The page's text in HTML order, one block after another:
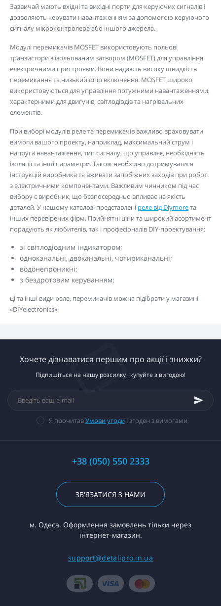
Зазвичай мають вхідні та вихідні порти для керуючих сигналів і
дозволяють керувати навантаженням за допомогою керуючого
сигналу мікроконтролера або іншого джерела.
Модулі перемикачів MOSFET використовують польові
транзистори з ізольованим затвором (MOSFET) для управління
електричними пристроями. Вони надають високу швидкість
перемикання та низький опір включення. MOSFET широко
використовуються для управління потужними навантаженнями,
характерними для двигунів, світлодіодів та нагрівальних
елементів.
При виборі модулів реле та перемикачів важливо враховувати
вимоги вашого проекту, наприклад, максимальний струм і
напруга навантаження, тип сигналу, що управляє, необхідність
ізоляції та інші параметри. Також необхідно дотримуватися
інструкцій виробника та вживати запобіжних заходів при роботі
з електричними компонентами. Важливим чинником під час
вибору є виробник, що безпосередньо впливає на якість
деталей. У нашому каталозі представлені реле від Diymoreта
інших перевірених фірм. Прийнятні ціни та широкий асортимент
порадують як любителів, так і професіоналів DIY-проектування:
зі світлодіодним індикатором;
одноканальні, двоканальні, чотириканальні;
водонепроникні;
з бездротовим керуванням;
ці та інші види реле, перемикачів можна підібрати у магазині
«DIYelectronics».
Хочете дізнаватися першим про акції і знижки?
Підпишіться на нашу розсилку і купуйте з вигодою!
Я прочитавУмови угоди і згоден з вимогами
+38 (050) 550 2333
ЗВ'ЯЗАТИСЯ З НАМИ
м. Одеса. Оформлення замовлень тільки через
інтернет-магазин.
support@detalipro.in.ua